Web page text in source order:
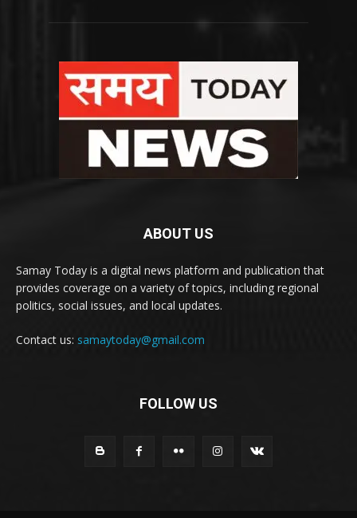
ABOUT US
Samay Today is a digital news platform and publication that
provides coverage on a variety of topics, including regional
politics, social issues, and local updates.
Contact us: samaytoday@gmail.com
FOLLOW US